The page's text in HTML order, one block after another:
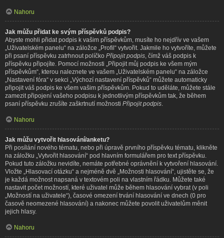
Nahoru
Jak můžu přidat ke svým příspěvků podpis?
Abyste mohli přidat podpis k vašim příspěvkům, musíte ho nejdřív ve vašem
„Uživatelském panelu“ na záložce „Profil“ vytvořit. Jakmile ho vytvoříte, můžete
při psaní příspěvku zatrhnout políčko Připojit podpis , čímž váš podpis k
příspěvku připojíte. Pomocí možnosti „Připojit můj podpis ke všem mým
příspěvkům“, kterou naleznete ve vašem „Uživatelském panelu“ na záložce
„Nastavení fóra“ v sekci „Výchozí nastavení příspěvků“ můžete automaticky
připojit váš podpis ke všem vašim příspěvkům. Pokud to uděláte, můžete stále
zamezit připojení vašeho podpisu k jednotlivým příspěvkům tak, že během
psaní příspěvku zrušíte zaškrtnutí možnosti Připojit podpis
Nahoru
Jak můžu vytvořit hlasování/anketu?
Při posílání nového tématu, nebo při úpravě prvního příspěvku tématu, klikněte
na záložku „Vytvořit hlasování“ pod hlavním formulářem pro text příspěvku.
Pokud tuto záložku nevidíte, nemáte potřebné oprávnění k vytvoření hlasování.
Vložte „Hlasovací otázku“ a nejméně dvě „Možnosti hlasování“, ujistěte se, že
je každá možnost napsaná v textovém poli na vlastním řádku. Můžete také
nastavit počet možností, které uživatel může během hlasování vybrat (v poli
„Možností na uživatele“), časové omezení trvání hlasování ve dnech (0 pro
časově neomezené hlasování) a nakonec můžete povolit uživatelům měnit
jejich hlasy.
Nahoru